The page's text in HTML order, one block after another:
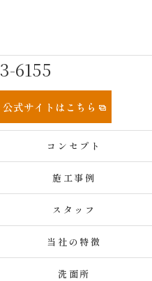
6155
公式サイトはこちら
コンセプト
施工事例
スタッフ
当社の特徴
洗面所